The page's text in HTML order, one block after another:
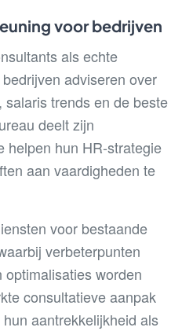
voor bedrijven
als echte
adviseren over
trends en de beste
deelt zijn
helpen hun HR-strategie
aan vaardigheden te
voor bestaande
verbeterpunten
worden
consultatieve aanpak
aantrekkelijkheid als